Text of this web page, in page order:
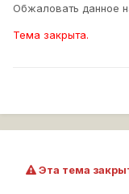
Обжаловать данное
Тема закрыта.
Эта тема